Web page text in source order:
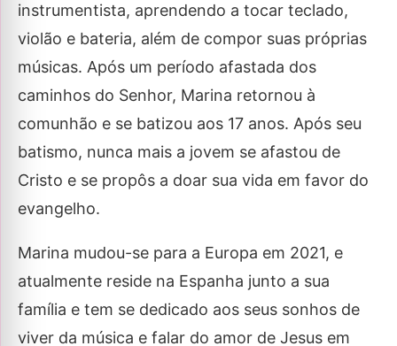
instrumentista, aprendendo a tocar teclado,
violão e bateria, além de compor suas próprias
músicas. Após um período afastada dos
caminhos do Senhor, Marina retornou à
comunhão e se batizou aos 17 anos. Após seu
batismo, nunca mais a jovem se afastou de
Cristo e se propôs a doar sua vida em favor do
evangelho.
Marina mudou-se para a Europa em 2021, e
atualmente reside na Espanha junto a sua
família e tem se dedicado aos seus sonhos de
viver da música e falar do amor de Jesus em